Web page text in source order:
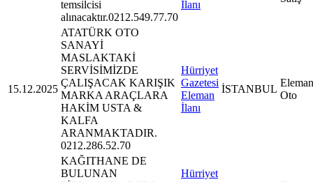
temsilcisi
alınacaktır.0212.549.77.70
İlanı
15.12.2025
ATATÜRK OTO
SANAYİ
MASLAKTAKİ
SERVİSİMİZDE
ÇALIŞACAK KARIŞIK
MARKA ARAÇLARA
HAKİM USTA &
KALFA
ARANMAKTADIR.
0212.286.52.70
Hürriyet
Gazetesi
Eleman
İlanı
İSTANBUL
Oto
KAĞITHANE DE
BULUNAN
Hürriyet